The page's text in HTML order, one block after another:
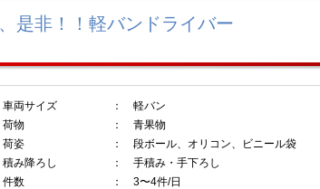
是非！！軽バンドライバー
車両サイズ ： 軽バン
荷物 ： 青果物
荷姿 ： 段ボール、オリコン、ビニール袋
積み降ろし ： 手積み・手下ろし
件数 ： 3〜4件/日